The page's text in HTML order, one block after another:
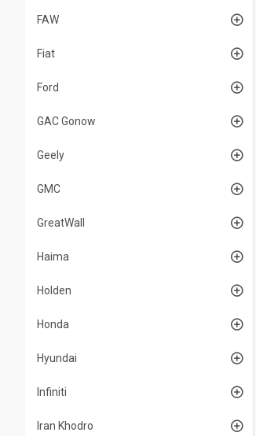
FAW
Fiat
Ford
GAC Gonow
Geely
GMC
GreatWall
Haima
Holden
Honda
Hyundai
Infiniti
Iran Khodro